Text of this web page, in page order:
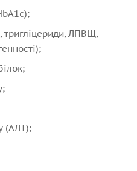
тригліцериди, ЛПВЩ,
(АЛТ);